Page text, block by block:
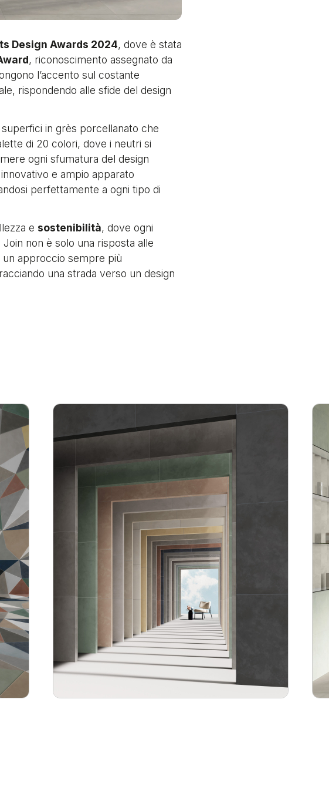
Design Awards 2024, dove è stata
, riconoscimento assegnato da
l’accento sul costante
rispondendo alle sfide del design
in grès porcellanato che
di 20 colori, dove i neutri si
ogni sfumatura del design
e ampio apparato
perfettamente a ogni tipo di
e sostenibilità, dove ogni
non è solo una risposta alle
approccio sempre più
una strada verso un design